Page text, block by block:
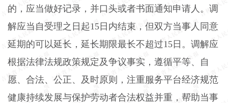
的，应当做好记录，并口头或者书面通知申请人。调
解应当自受理之日起15日内结束，但双方当事人同意
延期的可以延长，延长期限最长不超过15日。调解应
根据法律法规政策规定及争议事实，遵循平等、自
愿、合法、公正、及时原则，注重服务平台经济规范
健康持续发展与保护劳动者合法权益并重，帮助当事